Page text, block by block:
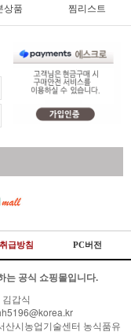
상품 찜리스트
급방침 PC버전
는 공식 쇼핑몰입니다.
갑식
산시농업기술센터 농식품유